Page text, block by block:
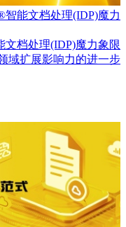
智能文档处理(IDP)魔力
文档处理(IDP)魔力象限
域扩展影响力的进一步